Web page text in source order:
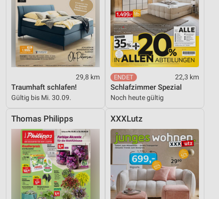
29,8 km
Traumhaft schlafen!
Gültig bis Mi. 30.09.
22,3 km
Schlafzimmer Spezial
Noch heute gültig
Thomas Philipps XXXLutz